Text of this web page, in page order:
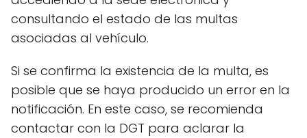
consultando el estado de las multas
asociadas al vehículo.
Si se confirma la existencia de la multa, es
posible que se haya producido un error en la
notificación. En este caso, se recomienda
contactar con la DGT para aclarar la